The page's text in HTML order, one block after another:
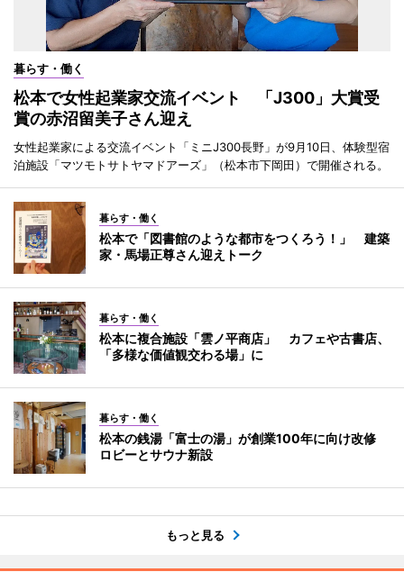
暮らす・働く
松本で女性起業家交流イベント 「J300」大賞受
賞の赤沼留美子さん迎え
女性起業家による交流イベント「ミニJ300長野」が9月10日、体験型宿
泊施設「マツモトサトヤマドアーズ」（松本市下岡田）で開催される。
暮らす・働く
松本で「図書館のような都市をつくろう！」 建築
家・馬場正尊さん迎えトーク
暮らす・働く
松本に複合施設「雲ノ平商店」 カフェや古書店、
「多様な価値観交わる場」に
暮らす・働く
松本の銭湯「富士の湯」が創業100年に向け改修
ロビーとサウナ新設
もっと見る